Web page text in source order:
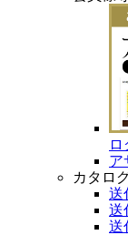
ア
カタロ
送
送
送